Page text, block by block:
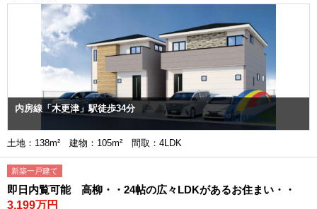
内房線「木更津」駅徒歩34分
土地：138m² 建物：105m² 間取：4LDK
新築一戸建て
即日内覧可能 高柳・・24帖の広々LDKがあるお住まい・・
3,199万円